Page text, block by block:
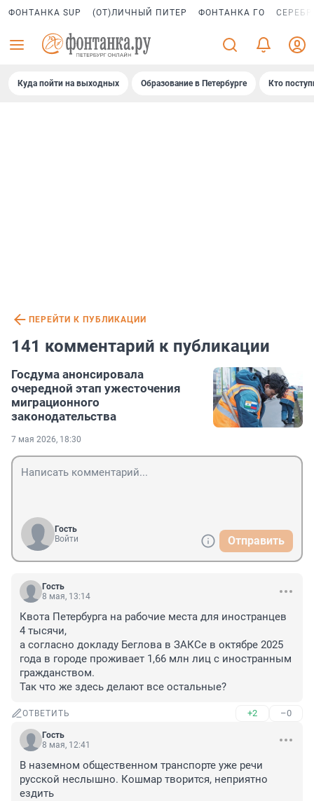
ФОНТАНКА SUP (ОТ)ЛИЧНЫЙ ПИТЕР ФОНТАНКА ГО
Куда пойти на выходных Образование в Петербурге Кто
ПЕРЕЙТИ К ПУБЛИКАЦИИ
141 комментарий к публикации
Госдума анонсировала
очередной этап ужесточения
миграционного
законодательства
7 мая 2026, 18:30
Гость
Войти
Отправить
Гость
8 мая, 13:14
Квота Петербурга на рабочие места для иностранцев
4 тысячи,
а согласно докладу Беглова в ЗАКСе в октябре 2025
года в городе проживает 1,66 млн лиц с иностранным
гражданством.
Так что же здесь делают все остальные?
ОТВЕТИТЬ +2 –0
Гость
8 мая, 12:41
В наземном общественном транспорте уже речи
русской неслышно. Кошмар творится, неприятно
ездить